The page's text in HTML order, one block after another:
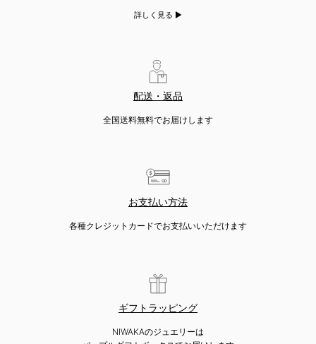
詳しく見る
配送・返品
全国送料無料でお届けします
お支払い方法
各種クレジットカードでお支払いいただけます
ギフトラッピング
NIWAKAのジュエリーは